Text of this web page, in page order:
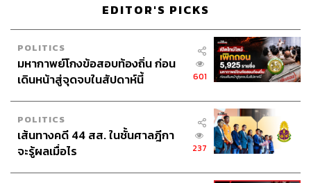
EDITOR'S PICKS
POLITICS
มหากาพย์โกงข้อสอบท้องถิ่น ก่อน
เดินหน้าสู่จุดจบในสัปดาห์นี้
601
POLITICS
เส้นทางคดี 44 สส. ในชั้นศาลฎีกา
จะรู้ผลเมื่อไร
237